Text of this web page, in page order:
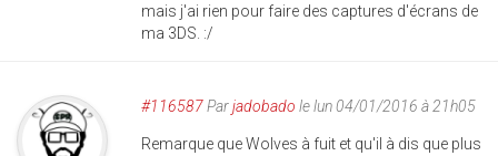
mais j'ai rien pour faire des captures d'écrans de
ma 3DS. :/
#116587Parjadobado le lun 04/01/2016 à 21h05
Remarque que Wolves à fuit et qu'il à dis que plus